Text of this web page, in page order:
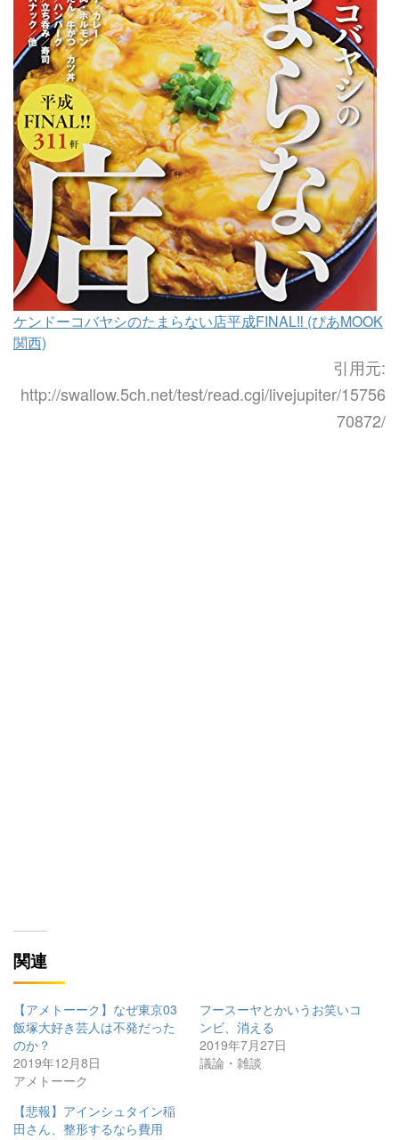
ケンドーコバヤシのたまらない店平成FINAL‼ (ぴあMOOK
関西)
引用元:
http://swallow.5ch.net/test/read.cgi/livejupiter/15756
70872/
関連
【アメトーーク】なぜ東京03
飯塚大好き芸人は不発だった
のか？
2019年12月8日
アメトーーク
フースーヤとかいうお笑いコ
ンビ、消える
2019年7月27日
議論・雑談
【悲報】アインシュタイン稲
田さん、整形するなら費用